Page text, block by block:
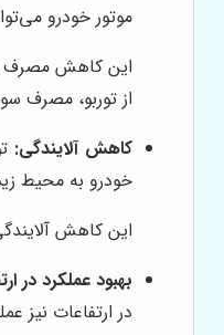
موتور خودرو
این کاهش مصرف
از توربو، مصرف
کاهش آلایندگی:
خودرو به محیط
این کاهش
بهبود عملکرد در
در ارتفاعات نیز